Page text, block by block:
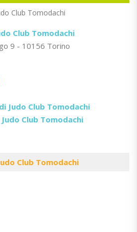
Club Tomodachi
9 - 10156 Torino
Judo Club Tomodachi
Club Tomodachi
Club Tomodachi